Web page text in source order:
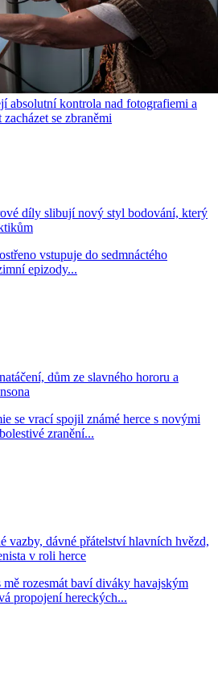
absolutní kontrola nad fotografiemi a
se zbraněmi
díly slibují nový styl bodování, který
vstupuje do sedmnáctého
epizody...
dům ze slavného hororu a
se vrací spojil známé herce s novými
zranění...
vazby, dávné přátelství hlavních hvězd,
v roli herce
rozesmát baví diváky havajským
propojení hereckých...